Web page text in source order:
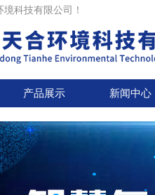
科技有限公司！
产品展示 新闻中心